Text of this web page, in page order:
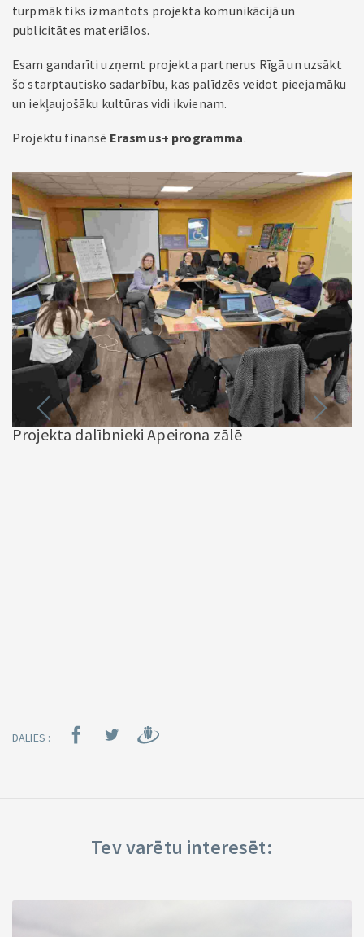
turpmāk tiks izmantots projekta komunikācijā un
publicitātes materiālos.
Esam gandarīti uzņemt projekta partnerus Rīgā un uzsākt
šo starptautisko sadarbību, kas palīdzēs veidot pieejamāku
un iekļaujošāku kultūras vidi ikvienam.
Projektu finansē Erasmus+ programma.
Projekta dalībnieki Apeirona zālē
DALIES :
Tev varētu interesēt: